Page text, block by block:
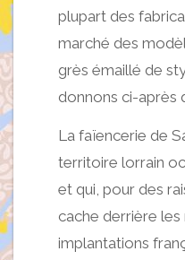
plupart des
marché des
grès émaillé de
donnons ci-après
La faïencerie de
territoire lorrain
et qui, pour des
cache derrière les
implantations